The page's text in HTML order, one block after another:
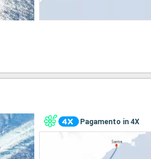
Pagamento in 4X